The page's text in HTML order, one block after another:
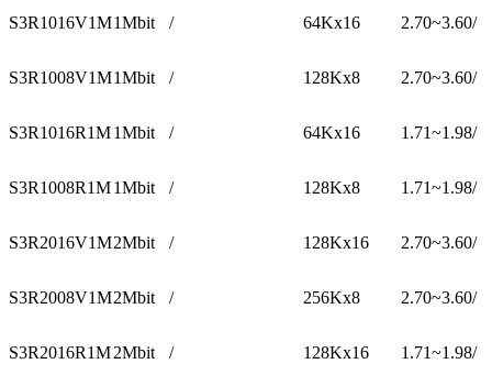
S3R1016V1M1Mbit / 64Kx16 2.70~3.60/
S3R1008V1M1Mbit / 128Kx8 2.70~3.60/
S3R1016R1M1Mbit / 64Kx16 1.71~1.98/
S3R1008R1M1Mbit / 128Kx8 1.71~1.98/
S3R2016V1M2Mbit / 128Kx16 2.70~3.60/
S3R2008V1M2Mbit / 256Kx8 2.70~3.60/
S3R2016R1M2Mbit / 128Kx16 1.71~1.98/